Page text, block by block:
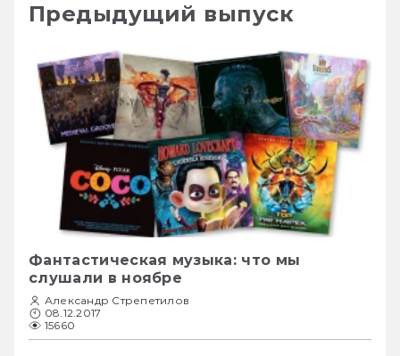
Предыдущий выпуск
Фантастическая музыка: что мы
слушали в ноябре
Александр Стрепетилов
08.12.2017
15660